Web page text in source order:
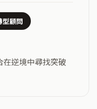
型顧問
在逆境中尋找突破